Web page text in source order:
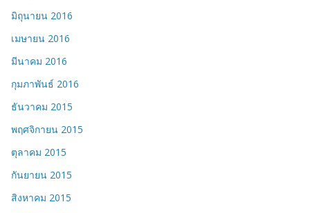
มิถุนายน 2016
เมษายน 2016
มีนาคม 2016
กุมภาพันธ์ 2016
ธันวาคม 2015
พฤศจิกายน 2015
ตุลาคม 2015
กันยายน 2015
สิงหาคม 2015